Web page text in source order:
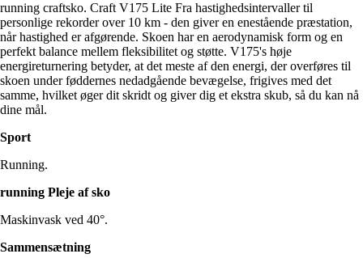
running craftsko. Craft V175 Lite Fra hastighedsintervaller til
personlige rekorder over 10 km - den giver en enestående præstation,
når hastighed er afgørende. Skoen har en aerodynamisk form og en
perfekt balance mellem fleksibilitet og støtte. V175's høje
energireturnering betyder, at det meste af den energi, der overføres til
skoen under føddernes nedadgående bevægelse, frigives med det
samme, hvilket øger dit skridt og giver dig et ekstra skub, så du kan nå
dine mål.
Sport
Running.
running Pleje af sko
Maskinvask ved 40°.
Sammensætning